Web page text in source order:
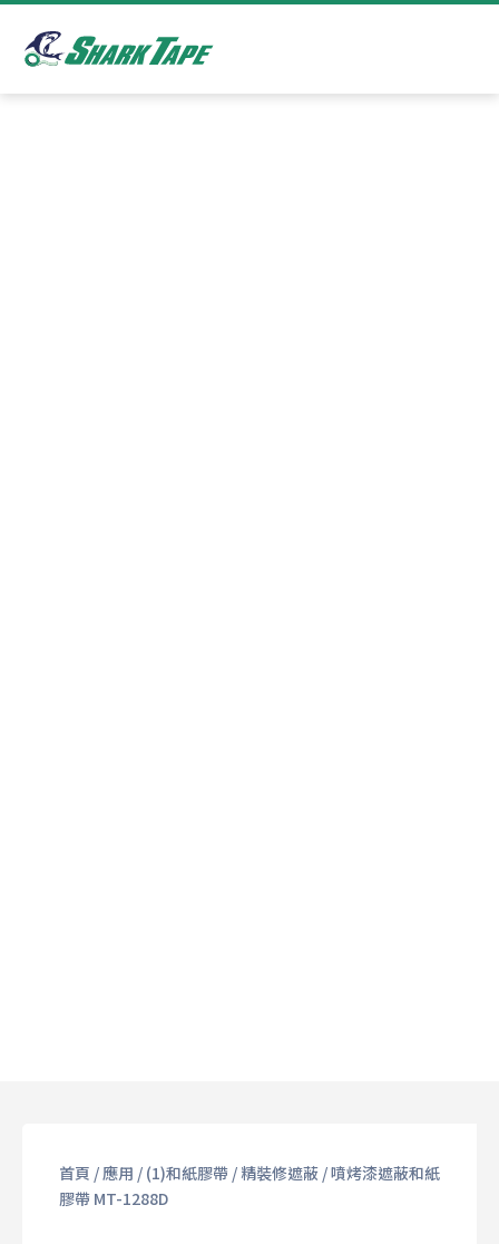
首頁 / 應用 / (1)和紙膠帶/精裝修遮蔽/ 噴烤漆遮蔽和紙
膠帶 MT-1288D